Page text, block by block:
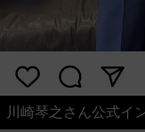
川崎琴之さん公式イ